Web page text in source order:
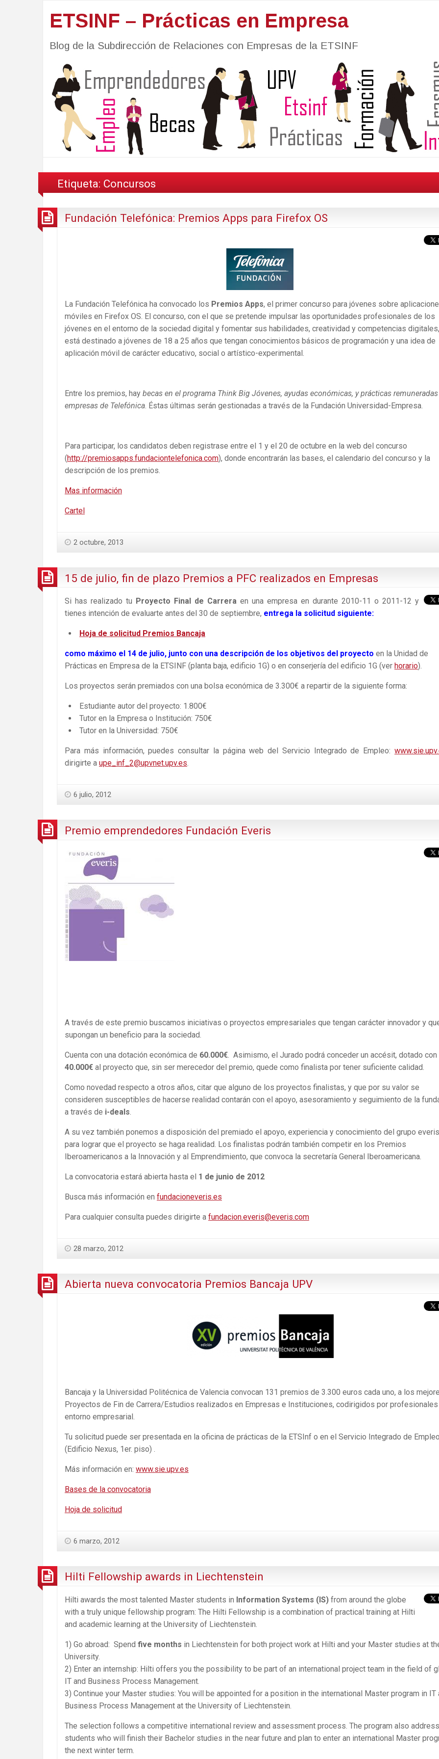
ETSINF – Prácticas en Empresa
Blog de la Subdirección de Relaciones con Empresas de la ETSINF
Etiqueta: Concursos
Fundación Telefónica: Premios Apps para Firefox OS
La Fundación Telefónica ha convocado los Premios Apps, el primer concurso para jóvenes sobre
móviles en Firefox OS. El concurso, con el que se pretende impulsar las oportunidades profesionales de los
jóvenes en el entorno de la sociedad digital y fomentar sus habilidades, creatividad y competencias digitales,
está destinado a jóvenes de 18 a 25 años que tengan conocimientos básicos de programación y una idea de
aplicación móvil de carácter educativo, social o artístico-experimental.
Entre los premios, hay becas en el programa Think Big Jóvenes, ayudas económicas, y prácticas remuneradas
empresas de Telefónica. Éstas últimas serán gestionadas a través de la Fundación Universidad-Empresa.
Para participar, los candidatos deben registrase entre el 1 y el 20 de octubre en la web del concurso
(http://premiosapps.fundaciontelefonica.com), donde encontrarán las bases, el calendario del concurso y la
descripción de los premios.
Mas información
Cartel
2 octubre, 2013
15 de julio, fin de plazo Premios a PFC realizados en Empresas
Si has realizado tu Proyecto Final de Carreraen una empresa en durante 2010-11 o 2011-12 y
tienes intención de evaluarte antes del 30 de septiembre, entrega la solicitud siguiente:
Hoja de solicitud Premios Bancaja
como máximo el 14 de julio, junto con una descripción de los objetivos del proyecto en la Unidad de
Prácticas en Empresa de la ETSINF (planta baja, edificio 1G) o en conserjería del edificio 1G (ver horario).
Los proyectos serán premiados con una bolsa económica de 3.300€ a repartir de la siguiente forma:
Estudiante autor del proyecto: 1.800€
Tutor en la Empresa o Institución: 750€
Tutor en la Universidad: 750€
Para más información, puedes consultar la página web del Servicio Integrado de Empleo:
dirigirte a upe_inf_2@upvnet.upv.es.
6 julio, 2012
Premio emprendedores Fundación Everis
A través de este premio buscamos iniciativas o proyectos empresariales que tengan carácter innovador y
supongan un beneficio para la sociedad.
Cuenta con una dotación económica de 60.000€ . Asimismo, el Jurado podrá conceder un accésit, dotado con
40.000€ al proyecto que, sin ser merecedor del premio, quede como finalista por tener suficiente calidad.
Como novedad respecto a otros años, citar que alguno de los proyectos finalistas, y que por su valor se
consideren susceptibles de hacerse realidad contarán con el apoyo, asesoramiento y seguimiento de la
a través de i-deals
A su vez también ponemos a disposición del premiado el apoyo, experiencia y conocimiento del grupo everis
para lograr que el proyecto se haga realidad. Los finalistas podrán también competir en los Premios
Iberoamericanos a la Innovación y al Emprendimiento, que convoca la secretaría General Iberoamericana.
La convocatoria estará abierta hasta el 1 de junio de 2012
Busca más información en fundacioneveris.es
Para cualquier consulta puedes dirigirte a fundacion.everis@everis.com
28 marzo, 2012
Abierta nueva convocatoria Premios Bancaja UPV
Bancaja y la Universidad Politécnica de Valencia convocan 131 premios de 3.300 euros cada uno, a los
Proyectos de Fin de Carrera/Estudios realizados en Empresas e Instituciones, codirigidos por
entorno empresarial.
Tu solicitud puede ser presentada en la oficina de prácticas de la ETSInf o en el Servicio Integrado de Empleo
(Edificio Nexus, 1er. piso) .
Más información en: www.sie.upv.es
Bases de la convocatoria
Hoja de solicitud
6 marzo, 2012
Hilti Fellowship awards in Liechtenstein
Hilti awards the most talented Master students in Information Systems (IS) from around the globe
with a truly unique fellowship program: The Hilti Fellowship is a combination of practical training at Hilti
and academic learning at the University of Liechtenstein.
1) Go abroad: Spend five months in Liechtenstein for both project work at Hilti and your Master studies at
University.
2) Enter an internship: Hilti offers you the possibility to be part of an international project team in the field of
IT and Business Process Management.
3) Continue your Master studies: You will be appointed for a position in the international Master program in IT
Business Process Management at the University of Liechtenstein.
The selection follows a competitive international review and assessment process. The program also
students who will finish their Bachelor studies in the near future and plan to enter an international Master
the next winter term.